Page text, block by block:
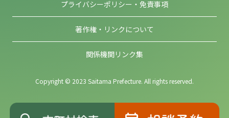
プライバシーポリシー・免責事項
著作権・リンクについて
関係機関リンク集
Copyright © 2023 Saitama Prefecture. All rights reserved.